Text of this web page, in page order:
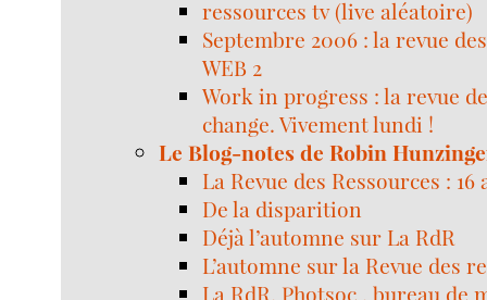
ressources tv (live aléatoire)
Septembre 2006 : la revue
WEB 2
Work in progress : la revue
change. Vivement lundi !
Le Blog-notes de Robin
La Revue des Ressources :
De la disparition
Déjà l’automne sur La RdR
L’automne sur la Revue des
La RdR, Photsoc , bureau de